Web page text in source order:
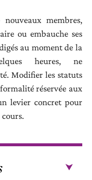
membres,
ou embauche ses
au moment de la
heures, ne
Modifier les statuts
réservée aux
levier concret pour
cours.